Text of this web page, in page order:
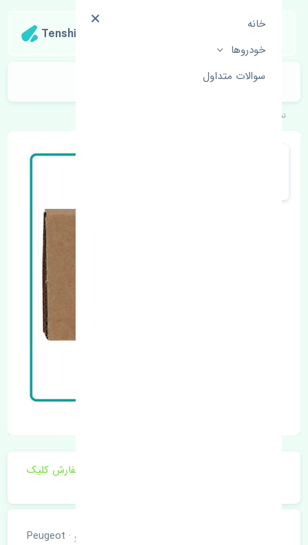
خانه
خودروها
سوالات متداول
Tenshipart
پلوس راست پژو 2008 اصلی
تنشی‌پارت
برای اطلاع از موجودی و قیمت به روز روی ثبت سفارش کلیک
پژو · Peugeot